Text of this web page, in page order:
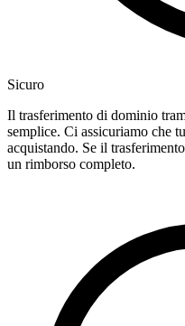
Sicuro
Il trasferimento di dominio
semplice. Ci assicuriamo che
acquistando. Se il
un rimborso completo.